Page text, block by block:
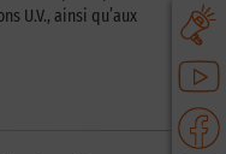
U.V., ainsi qu’aux